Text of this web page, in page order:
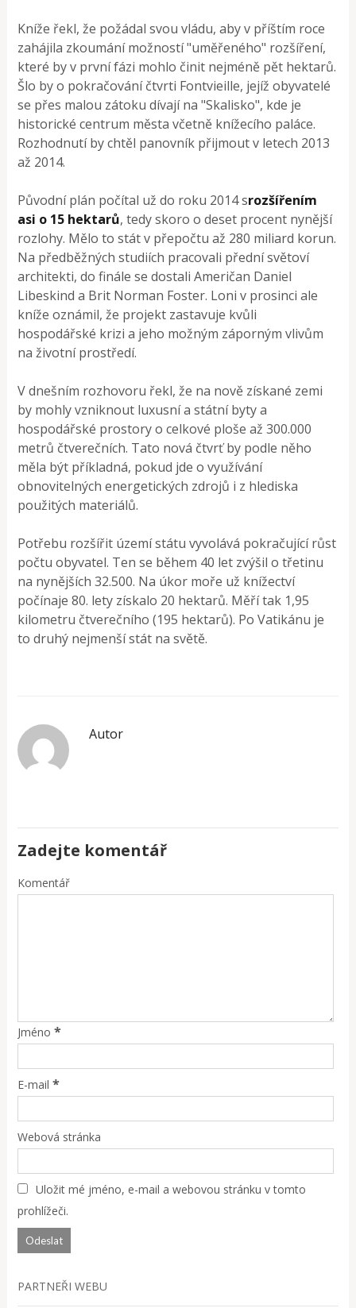
Kníže řekl, že požádal svou vládu, aby v příštím roce
zahájila zkoumání možností "uměřeného" rozšíření,
které by v první fázi mohlo činit nejméně pět hektarů.
Šlo by o pokračování čtvrti Fontvieille, jejíž obyvatelé
se přes malou zátoku dívají na "Skalisko", kde je
historické centrum města včetně knížecího paláce.
Rozhodnutí by chtěl panovník přijmout v letech 2013
až 2014.
Původní plán počítal už do roku 2014 srozšířením
asi o 15 hektarů, tedy skoro o deset procent nynější
rozlohy. Mělo to stát v přepočtu až 280 miliard korun.
Na předběžných studiích pracovali přední světoví
architekti, do finále se dostali Američan Daniel
Libeskind a Brit Norman Foster. Loni v prosinci ale
kníže oznámil, že projekt zastavuje kvůli
hospodářské krizi a jeho možným záporným vlivům
na životní prostředí.
V dnešním rozhovoru řekl, že na nově získané zemi
by mohly vzniknout luxusní a státní byty a
hospodářské prostory o celkové ploše až 300.000
metrů čtverečních. Tato nová čtvrť by podle něho
měla být příkladná, pokud jde o využívání
obnovitelných energetických zdrojů i z hlediska
použitých materiálů.
Potřebu rozšířit území státu vyvolává pokračující růst
počtu obyvatel. Ten se během 40 let zvýšil o třetinu
na nynějších 32.500. Na úkor moře už knížectví
počínaje 80. lety získalo 20 hektarů. Měří tak 1,95
kilometru čtverečního (195 hektarů). Po Vatikánu je
to druhý nejmenší stát na světě.
Autor
Zadejte komentář
Komentář
Jméno *
E-mail *
Webová stránka
Uložit mé jméno, e-mail a webovou stránku v tomto
prohlížeči.
PARTNEŘI WEBU